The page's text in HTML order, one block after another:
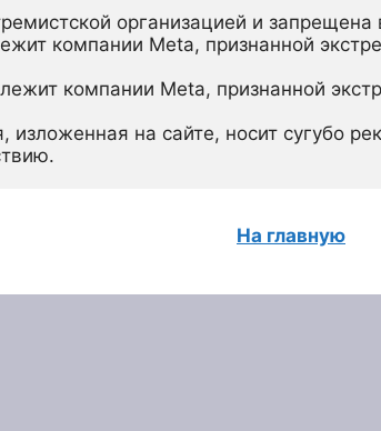
организацией и
компании Meta, признанной
компании Meta, признанной
на сайте, носит сугубо
На главную